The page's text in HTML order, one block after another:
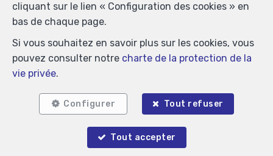
Localiser sur la carte
cliquant sur le lien « Configuration des cookies » en
bas de chaque page.
Si vous souhaitez en savoir plus sur les cookies, vous
pouvez consulter notre charte de la protection de la
vie privée.
Configurer Tout refuser
Tout accepter